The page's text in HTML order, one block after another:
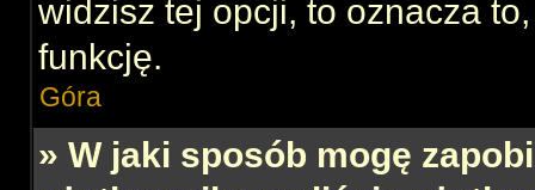
widzisz tej opcji, to oznacza
funkcję.
Góra
» W jaki sposób mogę